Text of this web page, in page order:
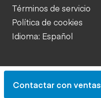
Contactar con ventas
Términos de servicio
Política de cookies
Idioma: Español